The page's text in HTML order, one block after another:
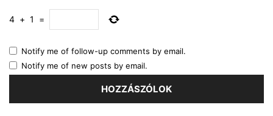
4 + 1 =
Notify me of follow-up comments by email.
Notify me of new posts by email.